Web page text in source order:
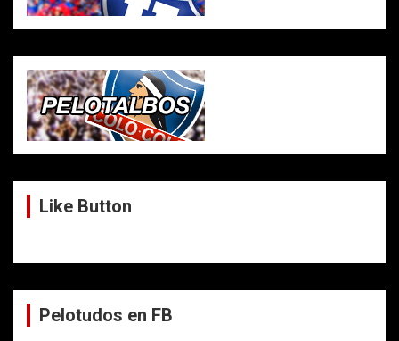
Like Button
Pelotudos en FB